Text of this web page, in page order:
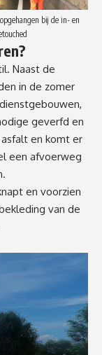
bij de in- en
Naast de
in de zomer
geverfd en
en komt er
een afvoerweg
en voorzien
van de